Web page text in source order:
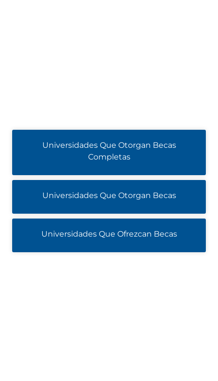
Universidades Que Otorgan Becas
Completas
Universidades Que Otorgan Becas
Universidades Que Ofrezcan Becas